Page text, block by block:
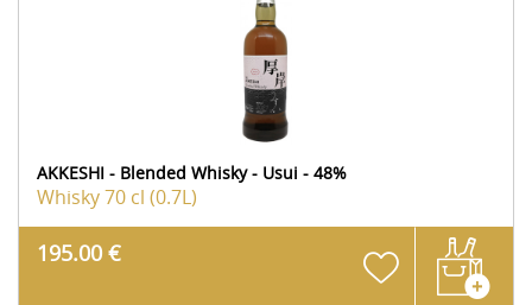
AKKESHI - Blended Whisky - Usui - 48%
Whisky70 cl (0.7L)
195.00 €